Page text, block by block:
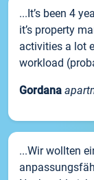
...It’s been 4
it’s property
activities a lot
workload
Gordana
...Wir wollten